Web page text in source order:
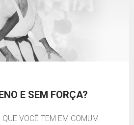
E SEM FORÇA?
VOCÊ TEM EM COMUM